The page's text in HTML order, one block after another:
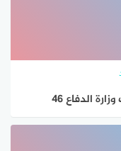
وظائف وزارة الدفاع 46
التعاقد على